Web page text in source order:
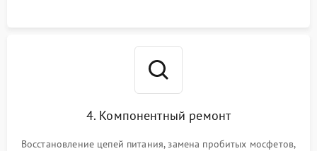
4. Компонентный ремонт
Восстановление цепей питания, замена пробитых мосфетов,